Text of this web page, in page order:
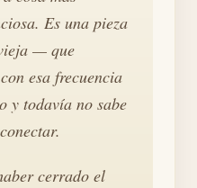
Es una pieza
— que
esa frecuencia
y todavía no sabe
cerrado el